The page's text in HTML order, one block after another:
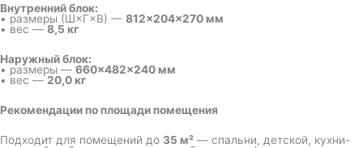
Внутренний блок:
• размеры (Ш×Г×В) — 812×204×270 мм
• вес —8,5 кг
Наружный блок:
• размеры — 660×482×240 мм
• вес — 20,0 кг
Рекомендации по площади помещения
Подходит для помещений до 35 м² — спальни, детской, кухни-